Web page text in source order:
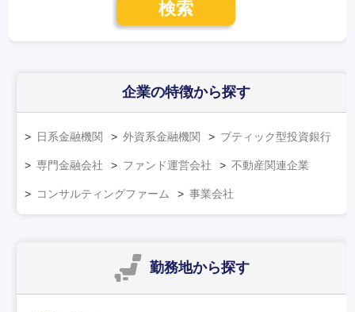
検索
企業の特徴から探す
日系金融機関 外資系金融機関 ブティック型投資銀行
専門金融会社 ファンド運営会社 不動産関連企業
コンサルティングファーム 事業会社
勤務地から探す